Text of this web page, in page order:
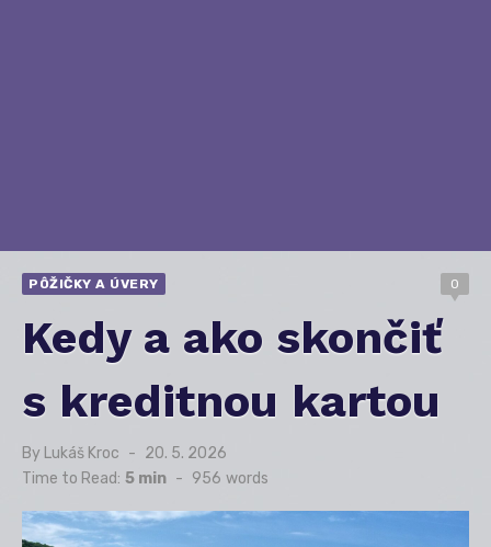
PÔŽIČKY A ÚVERY 0
Kedy a ako skončiť
s kreditnou kartou
By Lukáš Kroc
Posted
on
20. 5. 2026
Time to Read: 5 min - 956 words